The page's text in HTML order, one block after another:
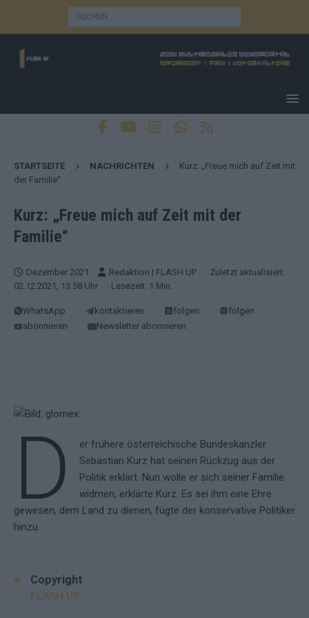
STARTSEITE NACHRICHTEN
Kurz: „Freue mich auf Zeit mit
der Familie“
Kurz: „Freue mich auf Zeit mit der
Familie“
Dezember 2021 Redaktion | FLASH UP
· Zuletzt aktualisiert:
02.12.2021, 13:58 Uhr
· Lesezeit: 1 Min.
WhatsApp kontaktieren folgen
folgen
abonnieren
Newsletter abonnieren
D
er frühere österreichische Bundeskanzler
Sebastian Kurz hat seinen Rückzug aus der
Politik erklärt. Nun wolle er sich seiner Familie
widmen, erklärte Kurz. Es sei ihm eine Ehre
gewesen, dem Land zu dienen, fügte der konservative Politiker
hinzu.
Copyright
FLASH UP